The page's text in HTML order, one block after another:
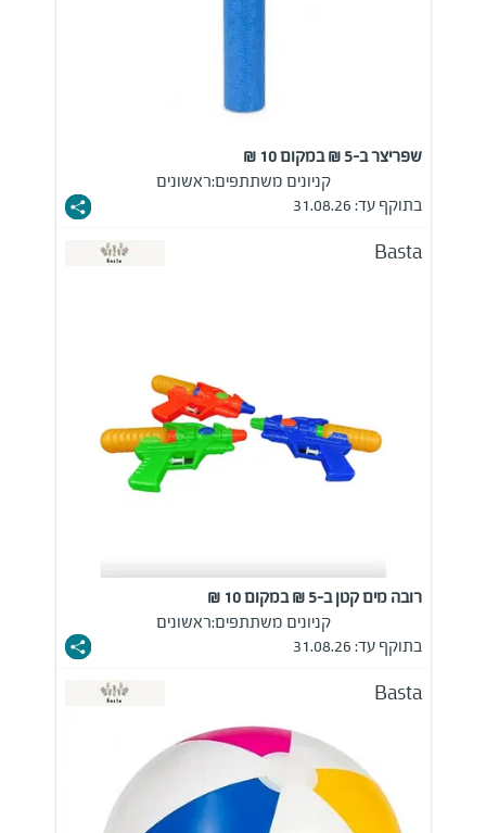
שפריצר ב-5 ₪ במקום 10 ₪
קניונים משתתפים:ראשונים
בתוקף עד: 31.08.26
Basta
רובה מים קטן ב-5 ₪ במקום 10 ₪
קניונים משתתפים:ראשונים
בתוקף עד: 31.08.26
Basta